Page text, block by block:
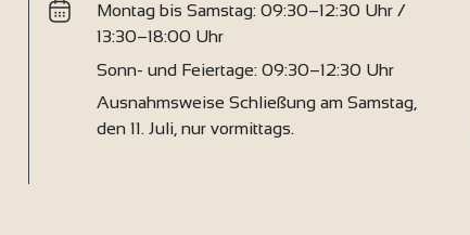
Montag bis Samstag: 09:30–12:30 Uhr /
13:30–18:00 Uhr
Sonn- und Feiertage: 09:30–12:30 Uhr
Ausnahmsweise Schließung am Samstag,
den 11. Juli, nur vormittags.